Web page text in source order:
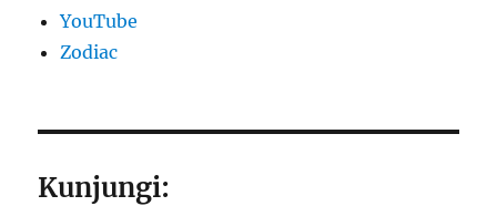
YouTube
Zodiac
Kunjungi: